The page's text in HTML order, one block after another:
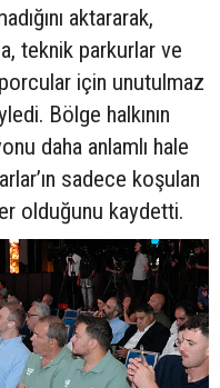
aktararak,
teknik parkurlar ve
için unutulmaz
Bölge halkının
daha anlamlı hale
sadece koşulan
olduğunu kaydetti.